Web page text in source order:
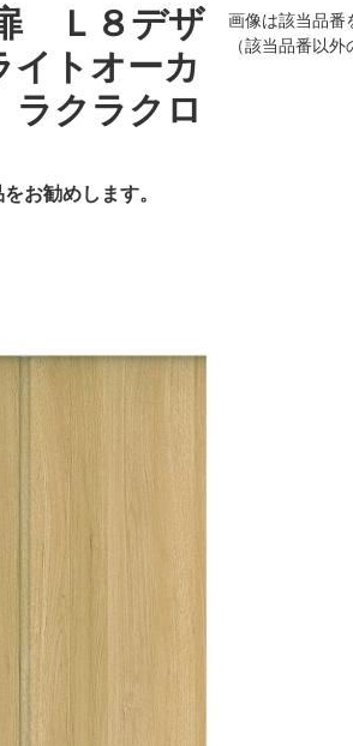
Ｌ８デザ
トオーカ
クラクロ
お勧めします。
画像は該当品番
（該当品番以